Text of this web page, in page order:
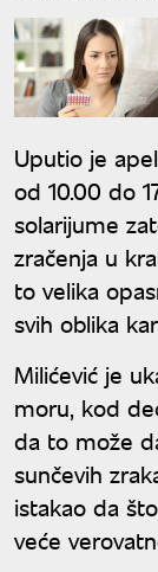
Uputio je
od 10.00 do
solarijume
zračenja u
to velika
svih oblika
Milićević je
moru, kod
da to može
sunčevih
istakao da
veće